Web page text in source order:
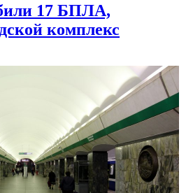
17 БПЛА,
комплекс